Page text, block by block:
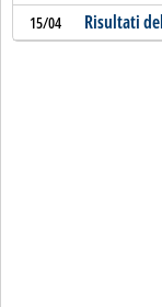
15/04 Risultati